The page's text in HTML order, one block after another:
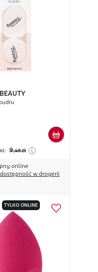
9,49 zł
online
w drogerii
TYLKO ONLINE